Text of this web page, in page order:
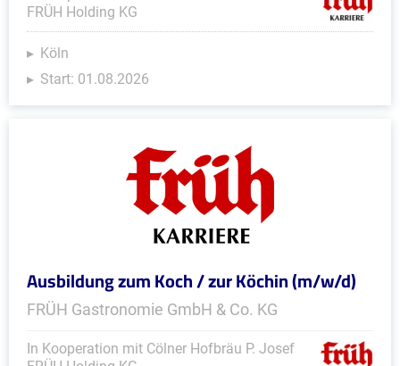
FRÜH Holding KG
Köln
Start: 01.08.2026
Ausbildung zum Koch / zur Köchin (m/w/d)
FRÜH Gastronomie GmbH & Co. KG
In Kooperation mit Cölner Hofbräu P. Josef